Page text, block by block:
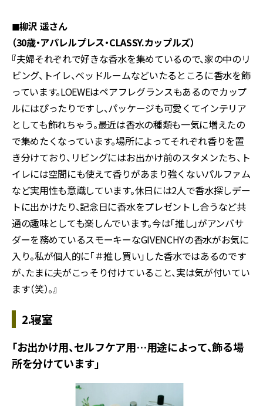
◼︎柳沢 遥さん
（30歳・アパレルプレス・CLASSY.カップルズ）
『夫婦それぞれで好きな香水を集めているので、家の中のリ
ビング、トイレ、ベッドルームなどいたるところに香水を飾
っています。LOEWEはペアフレグランスもあるのでカップ
ルにはぴったりですし、パッケージも可愛くてインテリア
としても飾れちゃう。最近は香水の種類も一気に増えたの
で集めたくなっています。場所によってそれぞれ香りを置
き分けており、リビングにはお出かけ前のスタメンたち、ト
イレには空間にも使えて香りがあまり強くないパルファム
など実用性も意識しています。休日には2人で香水探しデー
トに出かけたり、記念日に香水をプレゼントし合うなど共
通の趣味としても楽しんでいます。今は「推し」がアンバサ
ダーを務めているスモーキーなGIVENCHYの香水がお気に
入り。私が個人的に「＃推し買い」した香水ではあるのです
が、たまに夫がこっそり付けていること、実は気が付いてい
ます（笑）。』
2.寝室
「お出かけ用、セルフケア用…用途によって、飾る場
所を分けています」